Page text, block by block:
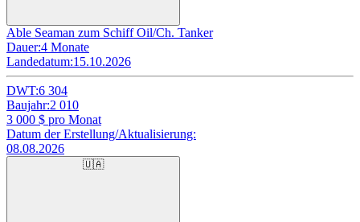
Able Seaman zum Schiff Oil/Ch. Tanker
Dauer:4 Monate
Landedatum:15.10.2026
DWT:6 304
Baujahr:2 010
3 000 $ pro Monat
Datum der Erstellung/Aktualisierung:
08.08.2026
🇺🇦